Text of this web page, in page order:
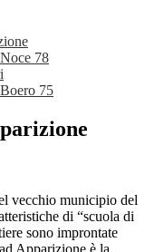
78
75
vecchio municipio del
di “scuola di
sono improntate